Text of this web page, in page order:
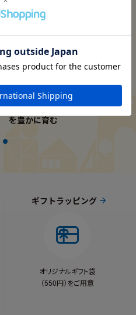
メーカー紹介
“本物”同様の機能美が想像力
を豊かに育む
ギフトラッピング
オリジナルギフト袋
（550円）をご用意